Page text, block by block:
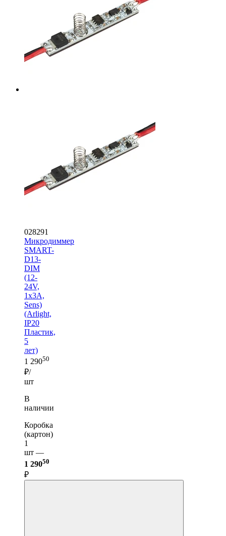
028291
Микродиммер
SMART-
D13-
DIM
(12-
24V,
1x3A,
Sens)
(Arlight,
IP20
Пластик,
5
лет)
1 29050
₽/
шт
В
наличии
Коробка
(картон)
1
шт —
1 29050
₽